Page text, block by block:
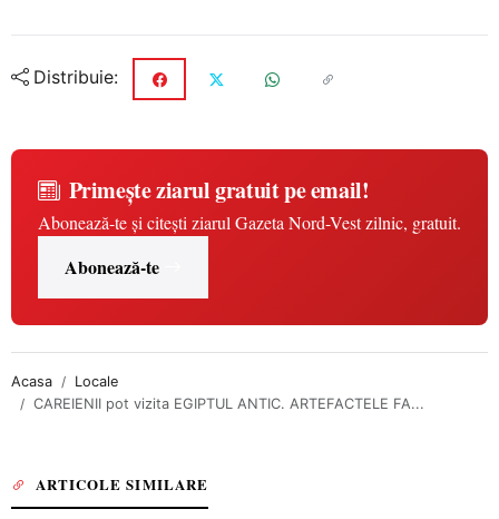
Distribuie:
Primește ziarul gratuit pe email!
Abonează-te și citești ziarul Gazeta Nord-Vest zilnic, gratuit.
Abonează-te
Acasa
Locale
CAREIENII pot vizita EGIPTUL ANTIC. ARTEFACTELE FA...
ARTICOLE SIMILARE